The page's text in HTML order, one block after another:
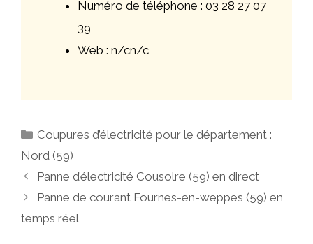
Numéro de téléphone : 03 28 27 07
39
Web : n/cn/c
Catégories
Coupures d’électricité pour le département :
Nord (59)
Navigation
des
Panne d’électricité Cousolre (59) en direct
Panne de courant Fournes-en-weppes (59) en
temps réel